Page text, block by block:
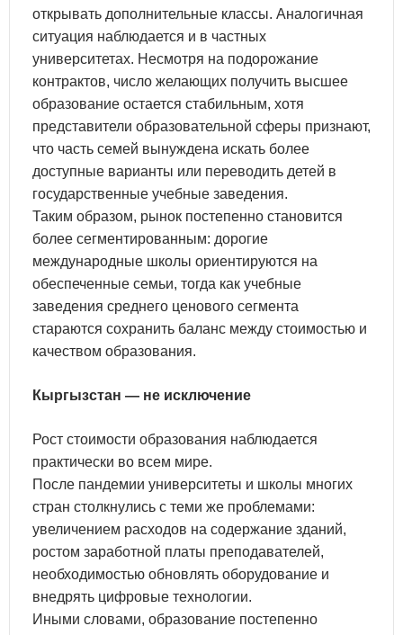
открывать дополнительные классы. Аналогичная
ситуация наблюдается и в частных
университетах. Несмотря на подорожание
контрактов, число желающих получить высшее
образование остается стабильным, хотя
представители образовательной сферы признают,
что часть семей вынуждена искать более
доступные варианты или переводить детей в
государственные учебные заведения.
Таким образом, рынок постепенно становится
более сегментированным: дорогие
международные школы ориентируются на
обеспеченные семьи, тогда как учебные
заведения среднего ценового сегмента
стараются сохранить баланс между стоимостью и
качеством образования.
Кыргызстан — не исключение
Рост стоимости образования наблюдается
практически во всем мире.
После пандемии университеты и школы многих
стран столкнулись с теми же проблемами:
увеличением расходов на содержание зданий,
ростом заработной платы преподавателей,
необходимостью обновлять оборудование и
внедрять цифровые технологии.
Иными словами, образование постепенно